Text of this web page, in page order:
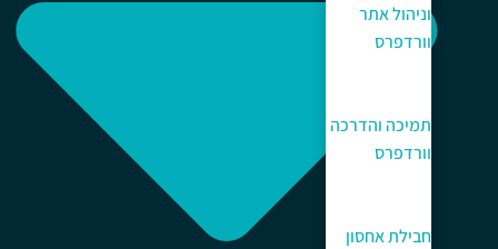
וניהול אתר
וורדפרס
תמיכה והדרכה
וורדפרס
חבילת אחסון